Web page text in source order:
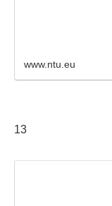
www.ntu.eu
13